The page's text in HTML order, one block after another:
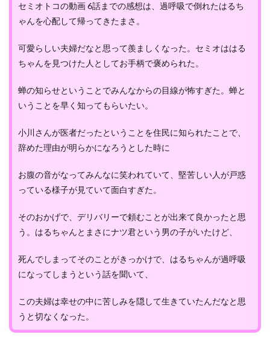
セミオトコの動画 6話までの感想は、過呼吸で倒れたはるち
ゃんを心配して帰ってきたまさ。
可愛らしい夫婦だなと思って羨ましくなった。セミオははる
ちゃんを見つけた人としてお手柄で褒められた。
蝉の知らせということでみんなからの目線が怖すぎた。蝉と
いうことを早く知ってもらいたい。
小川さんが医者だったということを住民に知られたことで、
辞めた理由が明らかになろうとした時に
お腹の音がなってみんなに笑われていて、堅苦しい人が戸惑
っている様子が見ていて面白すぎた。
そのおかげで、デリバリーで頼むことが出来て良かったと思
う。はるちゃんとまさにナツ君という男の子がいたけど、
死んでしまってそのことがきっかけで、はるちゃんが過呼吸
になってしまうという話を聞いて、
この夫婦は幸せの中に苦しみを隠して生きていたんだなと思
うと切なくなった。